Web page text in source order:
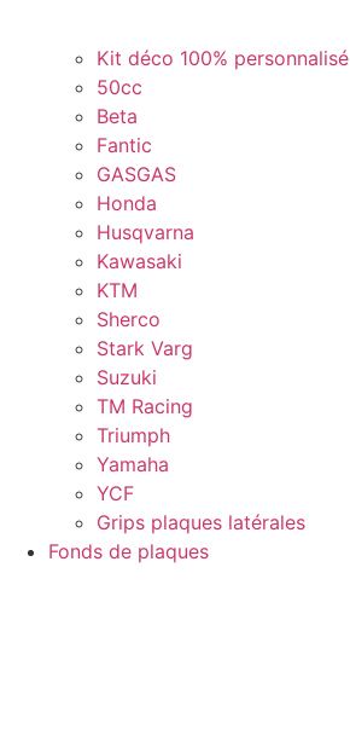
Kit déco 100% personnalisé
50cc
Beta
Fantic
GASGAS
Honda
Husqvarna
Kawasaki
KTM
Sherco
Stark Varg
Suzuki
TM Racing
Triumph
Yamaha
YCF
Grips plaques latérales
Fonds de plaques